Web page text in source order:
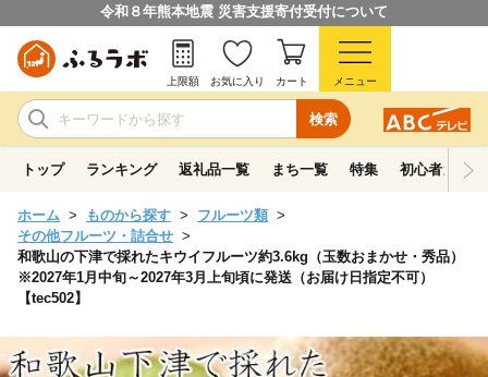
令和８年熊本地震 災害支援寄付受付について
検索
上限額 お気に入り カート メニュー
トップ ランキング 返礼品一覧 まち一覧 特集 初心者ガイド
ホーム ものから探す
フルーツ類
その他フルーツ・詰合せ
和歌山の下津で採れたキウイフルーツ約3.6kg（玉数おまかせ・秀品）
※2027年1月中旬～2027年3月上旬頃に発送（お届け日指定不可）
【tec502】